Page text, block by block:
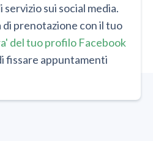
sui social media.
di prenotazione con il tuo
del tuo profilo Facebook
fissare appuntamenti